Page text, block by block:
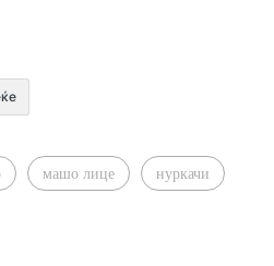
машо лице нуркачи